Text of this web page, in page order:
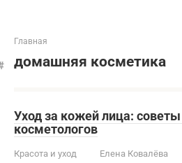
Главная
домашняя косметика
Уход за кожей лица:
косметологов
Красота и уход Елена Ковалёва